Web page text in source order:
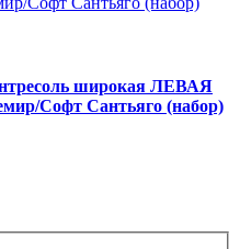
широкая ЛЕВАЯ
Софт Сантьяго (набор)